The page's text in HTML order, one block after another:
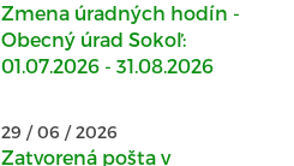
Zmena úradných hodín -
Obecný úrad Sokoľ:
01.07.2026 - 31.08.2026
29 / 06 / 2026
Zatvorená pošta v